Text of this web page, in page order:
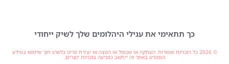
כך תתאימי את עגילי היהלומים שלך לשיק ייחודי
© 2026 כל הזכויות שמורות. העתקה או שכפול או הפצה או יצירת פריט כלשהו תוך שימוש במידע
המופיע באתר זה ייחשב כפגיעה בזכויות יוצרים.